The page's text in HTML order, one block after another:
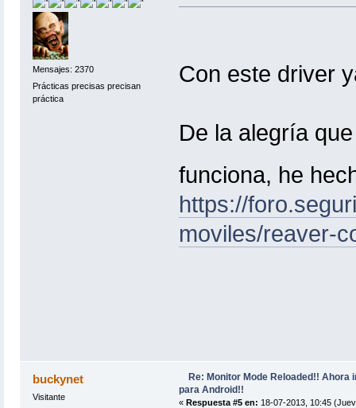
Mensajes: 2370
Prácticas precisas precisan
práctica
Con este driver
De la alegría
funciona, he
https://
moviles/reaver-
buckynet
Visitante
Re: Monitor Mode Reloaded!! Ahora
para Android!!
« Respuesta #5 en: 18-07-2013, 10:45